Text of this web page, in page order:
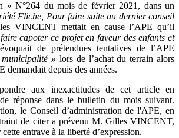
» N°264 du mois de février 2021, dans un
Fliche, Pour faire suite au dernier conseil
VINCENT mettait en cause l’APE qu’il
faire capoter ce projet en faveur des enfants et
de prétendues tentatives de l’APE
» lors de l’achat du terrain alors
demandait depuis des années.
aux inexactitudes de cet article en
réponse dans le bulletin du mois suivant.
le Conseil d’administration de l'APE, en
de citer a prévenu M. Gilles VINCENT,
entrave à la liberté d’expression.